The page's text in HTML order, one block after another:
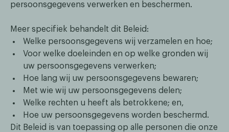
persoonsgegevens verwerken en beschermen.
Meer specifiek behandelt dit Beleid:
Welke persoonsgegevens wij verzamelen en hoe;
Voor welke doeleinden en op welke gronden wij
uw persoonsgegevens verwerken;
Hoe lang wij uw persoonsgegevens bewaren;
Met wie wij uw persoonsgegevens delen;
Welke rechten u heeft als betrokkene; en,
Hoe uw persoonsgegevens worden beschermd.
Dit Beleid is van toepassing op alle personen die onze